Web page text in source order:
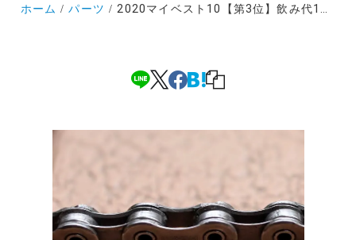
ホーム パーツ 2020マイベスト10【第3位】飲み代1回分のデュラのチェーンで小気味よい変速を！